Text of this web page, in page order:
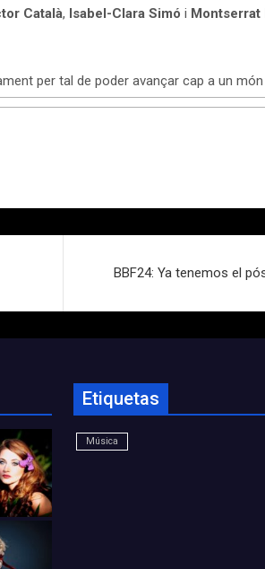
Català, Isabel-Clara Simó i Montserrat
per tal de poder avançar cap a un
BBF24: Ya tenemos el
Etiquetas
Música